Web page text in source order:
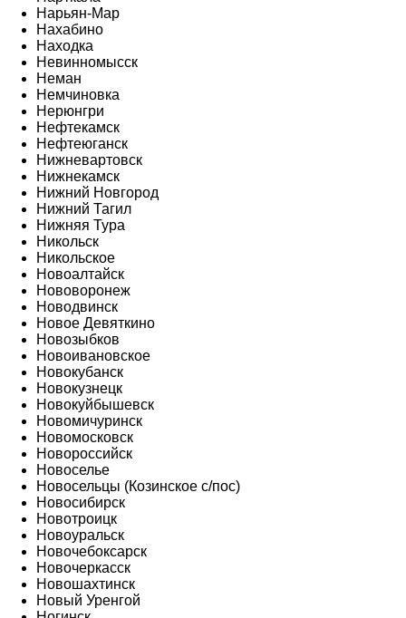
Нарьян-Мар
Нахабино
Находка
Невинномысск
Неман
Немчиновка
Нерюнгри
Нефтекамск
Нефтеюганск
Нижневартовск
Нижнекамск
Нижний Новгород
Нижний Тагил
Нижняя Тура
Никольск
Никольское
Новоалтайск
Нововоронеж
Новодвинск
Новое Девяткино
Новозыбков
Новоивановское
Новокубанск
Новокузнецк
Новокуйбышевск
Новомичуринск
Новомосковск
Новороссийск
Новоселье
Новосельцы (Козинское с/пос)
Новосибирск
Новотроицк
Новоуральск
Новочебоксарск
Новочеркасск
Новошахтинск
Новый Уренгой